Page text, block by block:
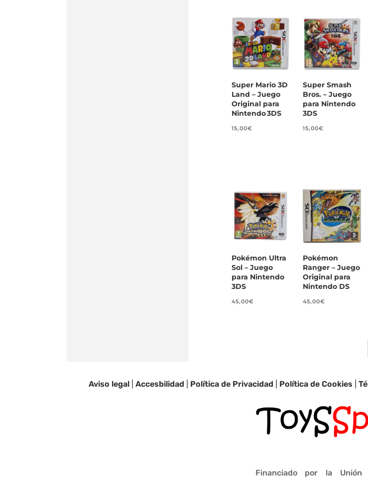
Super Mario 3D
Land – Juego
Original para
Nintendo 3DS
15,00€
Super Smash
Bros. – Juego
para Nintendo
3DS
15,00€
Pokémon Ultra
Sol – Juego
para Nintendo
3DS
45,00€
Pokémon
Ranger – Juego
Original para
Nintendo DS
45,00€
Aviso legal| Accesbilidad Política de Privacidad Política de Cookies
Financiado por la Unión